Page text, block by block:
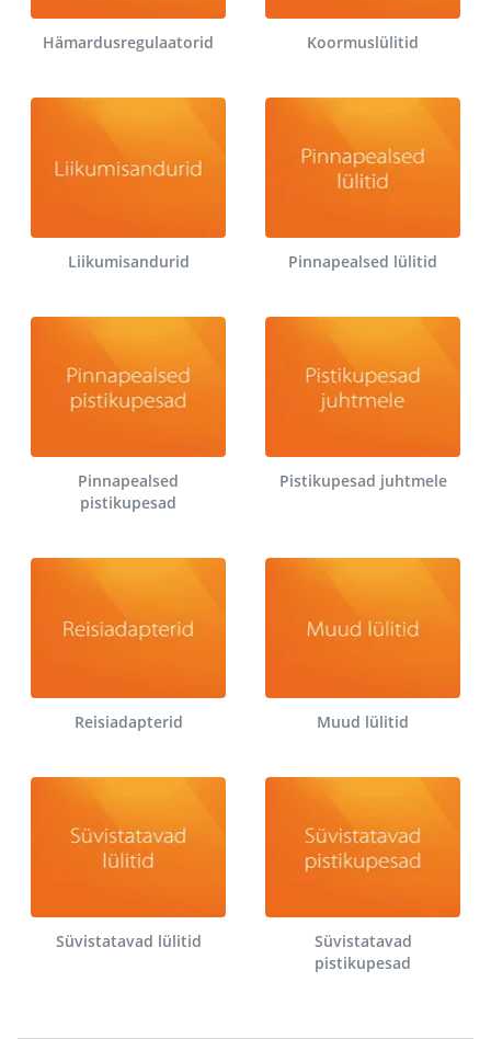
Hämardusregulaatorid Koormuslülitid
Liikumisandurid Pinnapealsed lülitid
Pinnapealsed
pistikupesad
Pistikupesad juhtmele
Reisiadapterid Muud lülitid
Süvistatavad lülitid
Süvistatavad
pistikupesad